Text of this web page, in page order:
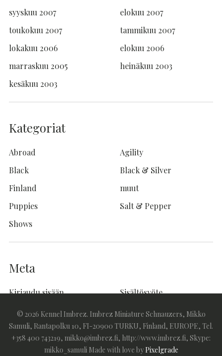
syyskuu 2007
elokuu 2007
toukokuu 2007
tammikuu 2007
lokakuu 2006
elokuu 2006
marraskuu 2005
heinäkuu 2003
kesäkuu 2003
Kategoriat
Abroad
Agility
Black
Black & Silver
Finland
muut
Puppies
Salt & Pepper
Shows
Meta
Kirjaudu sisään
Sisältösyöte
Kommenttisyöte
WordPress.org
© 2026 Kennel Imbrez. Imbrez Miniature Schnauzers, Mikko
Samuli, Rantapolku 10, FI-20900 TURKU, Finland, EUROPE, Tel.
+358 400 743219, mikko@imbrez.fi, http://www.imbrez.fi, Skype:
mikko_samuli Made with love byPixelgrade